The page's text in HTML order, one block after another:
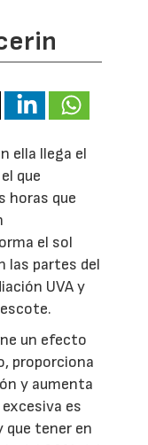
ella llega el
que
horas que
el sol
las partes del
UVA y
un efecto
proporciona
y aumenta
es
que tener en